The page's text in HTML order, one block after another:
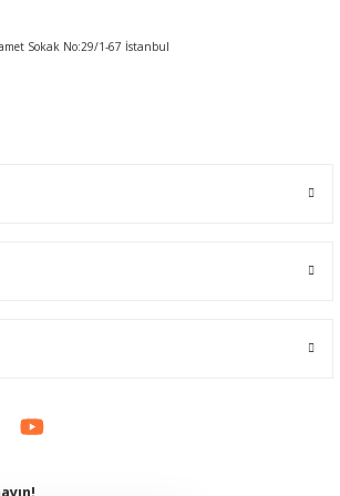
Sokak No:29/1-67 İstanbul